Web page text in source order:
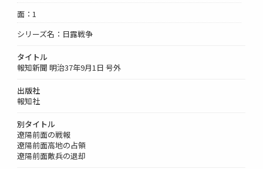
面：1
シリーズ名：日露戦争
タイトル
報知新聞 明治37年9月1日 号外
出版社
報知社
別タイトル
遼陽前面の戦報
遼陽前面高地の占領
遼陽前面敵兵の退却